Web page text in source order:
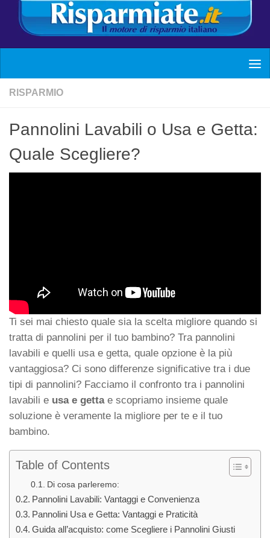
RISPARMIO
Pannolini Lavabili o Usa e Getta:
Quale Scegliere?
Ti sei mai chiesto quale sia la scelta migliore quando si
tratta di pannolini per il tuo bambino? Tra pannolini
lavabili e quelli usa e getta, quale opzione è la più
vantaggiosa? Ci sono differenze significative tra i due
tipi di pannolini? Facciamo il confronto tra i pannolini
lavabili e usa e gettae scopriamo insieme quale
soluzione è veramente la migliore per te e il tuo
bambino.
Table of Contents
Di cosa parleremo:
Pannolini Lavabili: Vantaggi e Convenienza
Pannolini Usa e Getta: Vantaggi e Praticità
Guida all’acquisto: come Scegliere i Pannolini Giusti